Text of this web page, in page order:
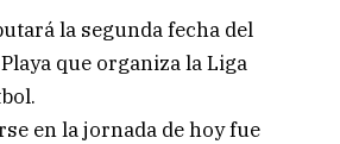
la segunda fecha del
que organiza la Liga
en la jornada de hoy fue